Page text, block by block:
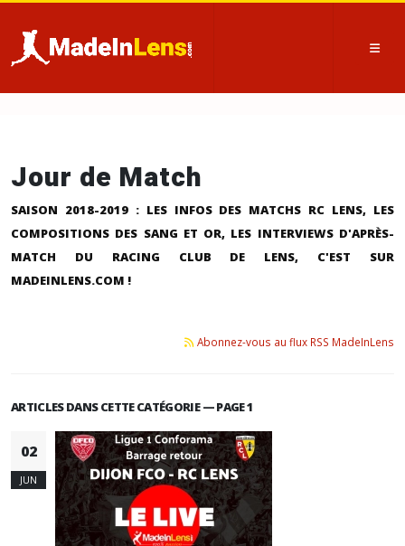
Jour de Match
SAISON 2018-2019 : LES INFOS DES MATCHS RC LENS, LES
COMPOSITIONS DES SANG ET OR, LES INTERVIEWS D'APRÈS-
MATCH DU RACING CLUB DE LENS, C'EST SUR
MADEINLENS.COM !
Abonnez-vous au flux RSS MadeInLens
ARTICLES DANS CETTE CATÉGORIE — PAGE 1
02
JUN